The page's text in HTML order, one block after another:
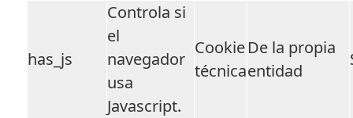
has_js
Controla si
el
navegador
usa
Javascript.
Cookie
técnica
De la propia
entidad